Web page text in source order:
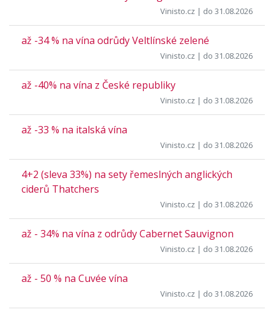
Vinisto.cz | do 31.08.2026
až -34 % na vína odrůdy Veltlínské zelené
Vinisto.cz | do 31.08.2026
až -40% na vína z České republiky
Vinisto.cz | do 31.08.2026
až -33 % na italská vína
Vinisto.cz | do 31.08.2026
4+2 (sleva 33%) na sety řemeslných anglických
ciderů Thatchers
Vinisto.cz | do 31.08.2026
až - 34% na vína z odrůdy Cabernet Sauvignon
Vinisto.cz | do 31.08.2026
až - 50 % na Cuvée vína
Vinisto.cz | do 31.08.2026